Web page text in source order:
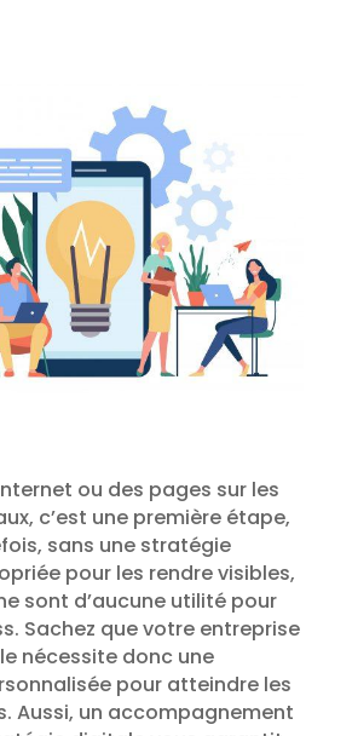
ou des pages sur les
c’est une première étape,
sans une stratégie
pour les rendre visibles,
sont d’aucune utilité pour
Sachez que votre entreprise
nécessite donc une
pour atteindre les
Aussi, un accompagnement